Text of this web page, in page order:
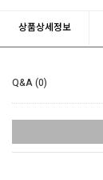
상품상세정보
Q&A (0)